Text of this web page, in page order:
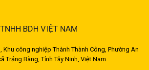
BDH VIỆT NAM
Khu công nghiệp Thành Thành Công, Phường An
Trảng Bàng, Tỉnh Tây Ninh, Việt Nam